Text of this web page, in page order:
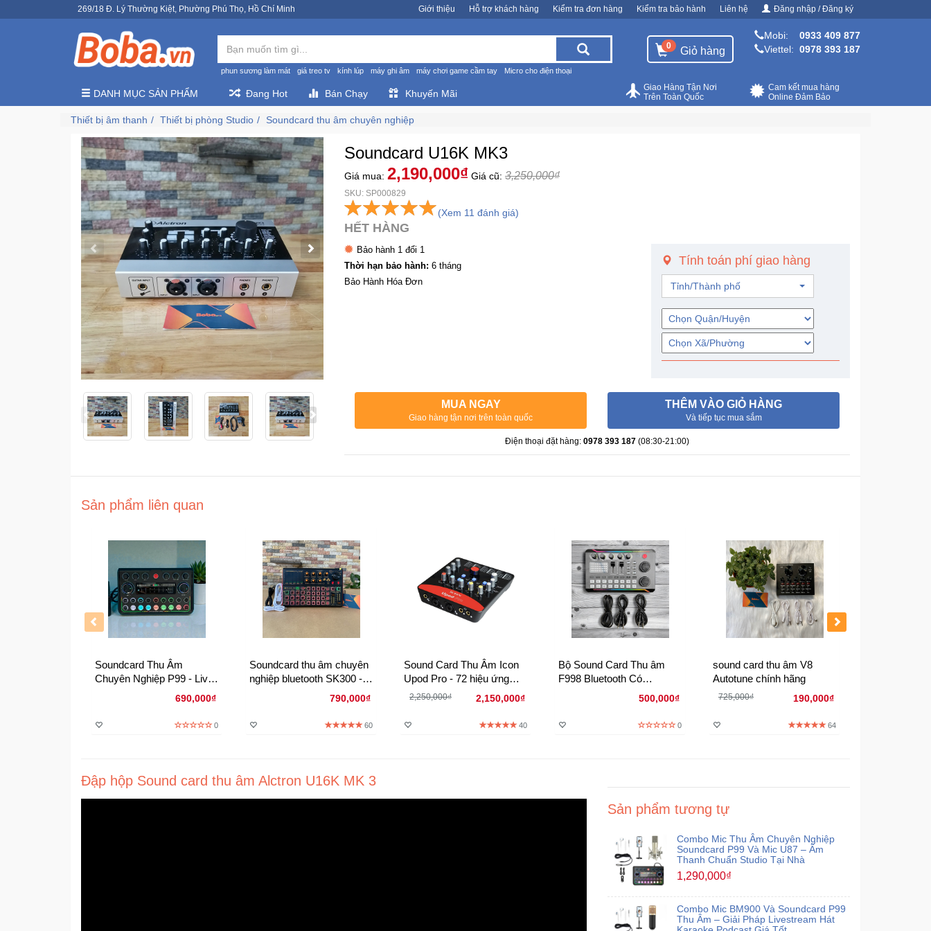
269/18 Đ. Lý Thường Kiệt, Phường Phú Thọ, Hồ Chí Minh Giới thiệu Hỗ trợ khách hàng Kiểm tra đơn hàng Kiểm tra bảo hành Liên hệ Đăng nhập / Đăng ký
phun sương làm mát giá treo tv kính lúp máy ghi âm máy chơi game cầm tay Micro cho điện thoại
0 Giỏ hàng
Mobi:
0933 409 877
Viettel: 0978 393 187
DANH MỤC SẢN PHẨM Đang Hot Bán Chạy Khuyến Mãi
Cam kết mua hàng
Online Đảm Bảo
Giao Hàng Tận Nơi
Trên Toàn Quốc
Thiết bị âm thanh Thiết bị phòng Studio Soundcard thu âm chuyên nghiệp
Soundcard U16K MK3
Giá mua: 2,190,000₫ Giá cũ: 3,250,000₫
SKU: SP000829
(Xem 11 đánh giá)
HẾT HÀNG
Bảo hành 1 đổi 1
Thời hạn bảo hành: 6 tháng
Bảo Hành Hóa Đơn
Tính toán phí giao hàng
Tỉnh/Thành phố
MUA NGAY
Giao hàng tận nơi trên toàn quốc
THÊM VÀO GIỎ HÀNG
Và tiếp tục mua sắm
Điện thoại đặt hàng: 0978 393 187 (08:30-21:00)
Sản phẩm liên quan
Soundcard Thu Âm
Chuyên Nghiệp P99 - Live
Stream Chuyên Nghiệp
690,000₫
0
Soundcard thu âm chuyên
nghiệp bluetooth SK300 -
790,000₫
60
Sound Card Thu Âm Icon
Upod Pro - 72 hiệu ứng
Effect hát livestream hay
2,250,000₫ 2,150,000₫
40
Bộ Sound Card Thu âm
F998 Bluetooth Có
AutoTune Chất Lượng Cao
500,000₫
0
sound card thu âm V8
Autotune chính hãng
725,000₫ 190,000₫
64
Đập hộp Sound card thu âm Alctron U16K MK 3
Sản phẩm tương tự
Combo Mic Thu Âm Chuyên Nghiệp
Soundcard P99 Và Mic U87 – Âm
Thanh Chuẩn Studio Tại Nhà
1,290,000₫
Combo Mic BM900 Và Soundcard P99
Thu Âm – Giải Pháp Livestream Hát